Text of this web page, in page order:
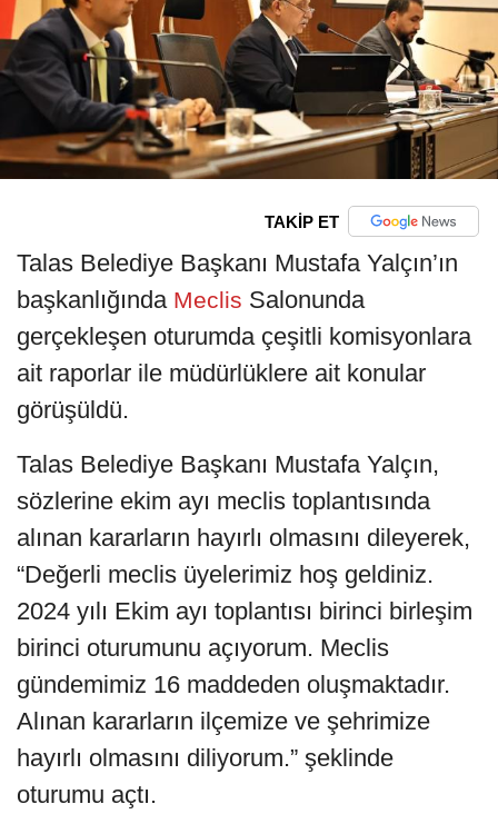
TAKİP ET
Talas Belediye Başkanı Mustafa Yalçın’ın
başkanlığında Meclis Salonunda
gerçekleşen oturumda çeşitli komisyonlara
ait raporlar ile müdürlüklere ait konular
görüşüldü.
Talas Belediye Başkanı Mustafa Yalçın,
sözlerine ekim ayı meclis toplantısında
alınan kararların hayırlı olmasını dileyerek,
“Değerli meclis üyelerimiz hoş geldiniz.
2024 yılı Ekim ayı toplantısı birinci birleşim
birinci oturumunu açıyorum. Meclis
gündemimiz 16 maddeden oluşmaktadır.
Alınan kararların ilçemize ve şehrimize
hayırlı olmasını diliyorum.” şeklinde
oturumu açtı.